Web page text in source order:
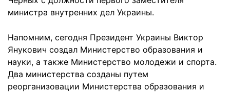
министра внутренних дел Украины.
Напомним, сегодня Президент Украины Виктор
Янукович создал Министерство образования и
науки, а также Министерство молодежи и спорта.
Два министерства созданы путем
реорганизовации Министерства образования и